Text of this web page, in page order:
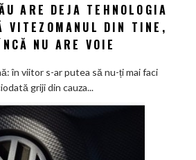
Vehiculul
tău
tehnologia
ARE DEJA TEHNOLOGIA
VITEZOMANUL DIN TINE,
NU ARE VOIE
în viitor s-ar putea să nu-ți mai faci
griji din cauza...